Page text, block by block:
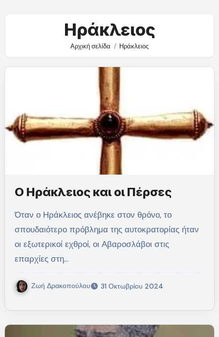
Ηράκλειος
Αρχική σελίδα Ηράκλειος
Ο Ηράκλειος και οι Πέρσες
Όταν ο Ηράκλειος ανέβηκε στον θρόνο, το
σπουδαιότερο πρόβλημα της αυτοκρατορίας ήταν
οι εξωτερικοί εχθροί, οι Αβαροσλάβοι στις
επαρχίες στη…
Ζωή Δρακοπούλου 31 Οκτωβρίου 2024